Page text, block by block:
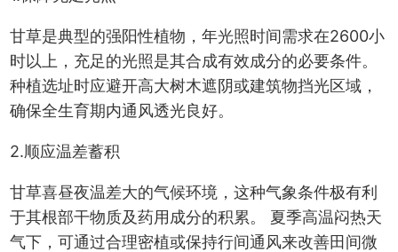
甘草是典型的强阳性植物，年光照时间需求在2600小
时以上，充足的光照是其合成有效成分的必要条件。
种植选址时应避开高大树木遮阴或建筑物挡光区域，
确保全生育期内通风透光良好。
2.顺应温差蓄积
甘草喜昼夜温差大的气候环境，这种气象条件极有利
于其根部干物质及药用成分的积累。 夏季高温闷热天
气下，可通过合理密植或保持行间通风来改善田间微